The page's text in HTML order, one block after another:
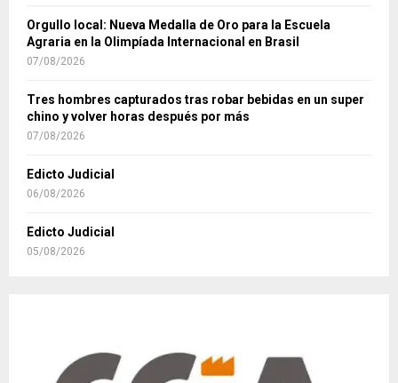
Orgullo local: Nueva Medalla de Oro para la Escuela
Agraria en la Olimpíada Internacional en Brasil
07/08/2026
Tres hombres capturados tras robar bebidas en un super
chino y volver horas después por más
07/08/2026
Edicto Judicial
06/08/2026
Edicto Judicial
05/08/2026